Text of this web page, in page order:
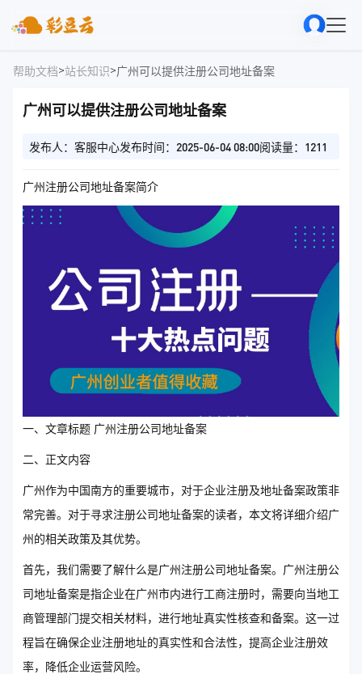
帮助文档>站长知识>广州可以提供注册公司地址备案
广州可以提供注册公司地址备案
发布人：客服中心发布时间：2025-06-04 08:00阅读量：1211
广州注册公司地址备案简介
一、文章标题 广州注册公司地址备案
二、正文内容
广州作为中国南方的重要城市，对于企业注册及地址备案政策非
常完善。对于寻求注册公司地址备案的读者，本文将详细介绍广
州的相关政策及其优势。
首先，我们需要了解什么是广州注册公司地址备案。广州注册公
司地址备案是指企业在广州市内进行工商注册时，需要向当地工
商管理部门提交相关材料，进行地址真实性核查和备案。这一过
程旨在确保企业注册地址的真实性和合法性，提高企业注册效
率，降低企业运营风险。